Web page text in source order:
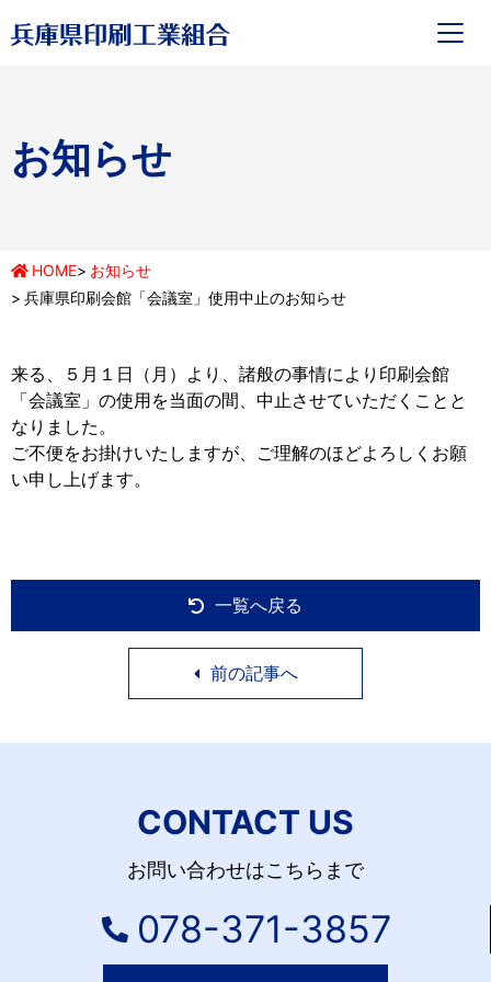
お知らせ
HOME
お知らせ
兵庫県印刷会館「会議室」使用中止のお知らせ
来る、５月１日（月）より、諸般の事情により印刷会館
「会議室」の使用を当面の間、中止させていただくことと
なりました。
ご不便をお掛けいたしますが、ご理解のほどよろしくお願
い申し上げます。
前の記事へ
一覧へ戻る
CONTACT US
お問い合わせはこちらまで
078-371-3857